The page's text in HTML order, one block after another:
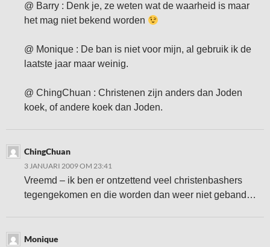
@ Barry : Denk je, ze weten wat de waarheid is maar
het mag niet bekend worden
@ Monique : De ban is niet voor mijn, al gebruik ik de
laatste jaar maar weinig.
@ ChingChuan : Christenen zijn anders dan Joden
koek, of andere koek dan Joden.
ChingChuan
3 JANUARI 2009 OM 23:41
Vreemd – ik ben er ontzettend veel christenbashers
tegengekomen en die worden dan weer niet geband…
Monique